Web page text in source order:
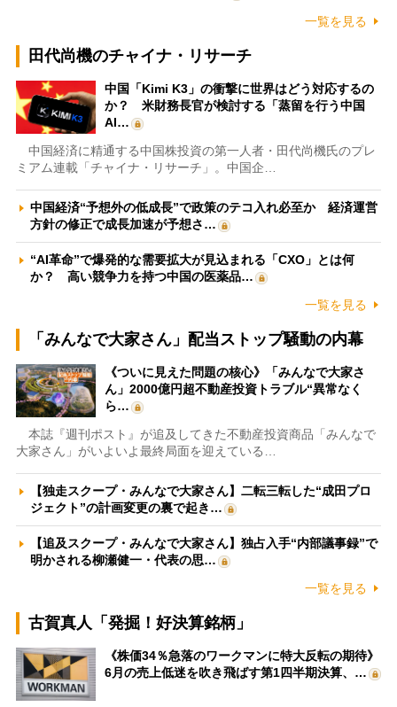
一覧を見る
田代尚機のチャイナ・リサーチ
中国「Kimi K3」の衝撃に世界はどう対応するの
か？ 米財務長官が検討する「蒸留を行う中国
AI…
中国経済に精通する中国株投資の第一人者・田代尚機氏のプレ
ミアム連載「チャイナ・リサーチ」。中国企…
中国経済“予想外の低成長”で政策のテコ入れ必至か 経済運営
方針の修正で成長加速が予想さ…
“AI革命”で爆発的な需要拡大が見込まれる「CXO」とは何
か？ 高い競争力を持つ中国の医薬品…
一覧を見る
「みんなで大家さん」配当ストップ騒動の内幕
《ついに見えた問題の核心》「みんなで大家さ
ん」2000億円超不動産投資トラブル“異常なく
ら…
本誌『週刊ポスト』が追及してきた不動産投資商品「みんなで
大家さん」がいよいよ最終局面を迎えている…
【独走スクープ・みんなで大家さん】二転三転した“成田プロ
ジェクト”の計画変更の裏で起き…
【追及スクープ・みんなで大家さん】独占入手“内部議事録”で
明かされる柳瀬健一・代表の思…
一覧を見る
古賀真人「発掘！好決算銘柄」
《株価34％急落のワークマンに特大反転の期待》
6月の売上低迷を吹き飛ばす第1四半期決算、…